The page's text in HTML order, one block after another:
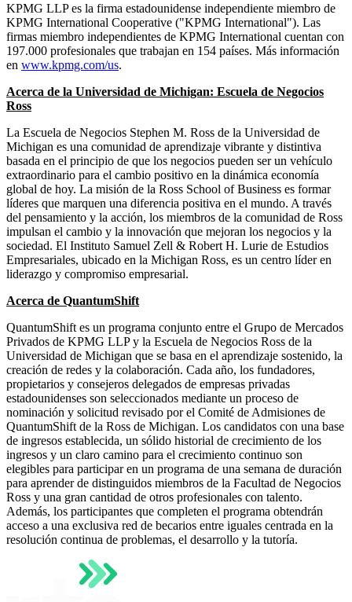
KPMG LLP es la firma estadounidense independiente miembro de
KPMG International Cooperative ("KPMG International"). Las
firmas miembro independientes de KPMG International cuentan con
197.000 profesionales que trabajan en 154 países. Más información
en www.kpmg.com/us.
Acerca de la Universidad de Michigan: Escuela de Negocios
Ross
La Escuela de Negocios Stephen M. Ross de la Universidad de
Michigan es una comunidad de aprendizaje vibrante y distintiva
basada en el principio de que los negocios pueden ser un vehículo
extraordinario para el cambio positivo en la dinámica economía
global de hoy. La misión de la Ross School of Business es formar
líderes que marquen una diferencia positiva en el mundo. A través
del pensamiento y la acción, los miembros de la comunidad de Ross
impulsan el cambio y la innovación que mejoran los negocios y la
sociedad. El Instituto Samuel Zell & Robert H. Lurie de Estudios
Empresariales, ubicado en la Michigan Ross, es un centro líder en
liderazgo y compromiso empresarial.
Acerca de QuantumShift
QuantumShift es un programa conjunto entre el Grupo de Mercados
Privados de KPMG LLP y la Escuela de Negocios Ross de la
Universidad de Michigan que se basa en el aprendizaje sostenido, la
creación de redes y la colaboración. Cada año, los fundadores,
propietarios y consejeros delegados de empresas privadas
estadounidenses son seleccionados mediante un proceso de
nominación y solicitud revisado por el Comité de Admisiones de
QuantumShift de la Ross de Michigan. Los candidatos con una base
de ingresos establecida, un sólido historial de crecimiento de los
ingresos y un claro camino para el crecimiento continuo son
elegibles para participar en un programa de una semana de duración
para aprender de distinguidos miembros de la Facultad de Negocios
Ross y una gran cantidad de otros profesionales con talento.
Además, los participantes que completen el programa obtendrán
acceso a una exclusiva red de becarios entre iguales centrada en la
resolución continua de problemas, el desarrollo y la tutoría.